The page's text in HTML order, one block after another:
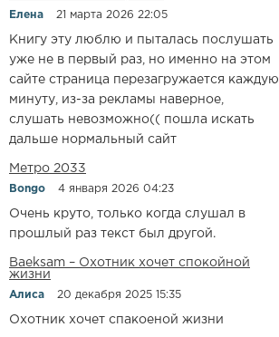
Елена 21 марта 2026 22:05
Книгу эту люблю и пыталась послушать
уже не в первый раз, но именно на этом
сайте страница перезагружается каждую
минуту, из-за рекламы наверное,
слушать невозможно(( пошла искать
дальше нормальный сайт
Метро 2033
Bongo 4 января 2026 04:23
Очень круто, только когда слушал в
прошлый раз текст был другой.
Baeksam – Охотник хочет спокойной
жизни
Алиса 20 декабря 2025 15:35
Охотник хочет спакоеной жизни